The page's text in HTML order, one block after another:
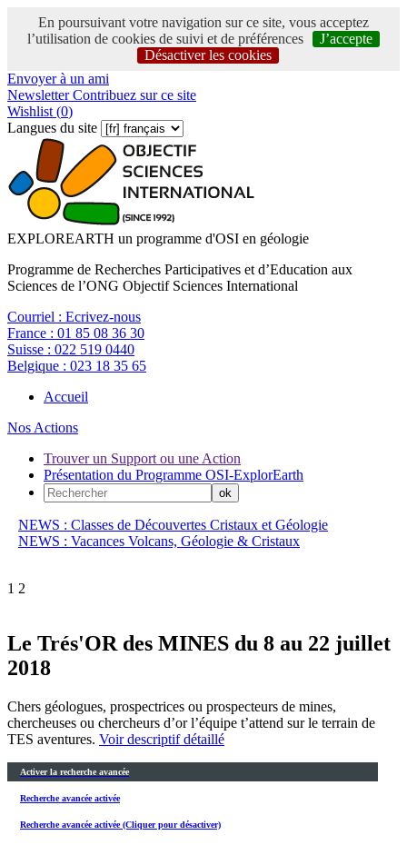
En poursuivant votre navigation sur ce site, vous acceptez
l’utilisation de cookies de suivi et de préférences
J’accepte
Désactiver les cookies
Envoyer à un ami
NewsletterContribuez sur ce site
Wishlist (0)
Langues du site
EXPLOREARTH un programme d'OSI en géologie
Programme de Recherches Participatives et d’Education aux
Sciences de l’ONG Objectif Sciences International
Courriel : Ecrivez-nous
France : 01 85 08 36 30
Suisse : 022 519 0440
Belgique : 023 18 35 65
Accueil
Nos Actions
Trouver un Support ou une Action
Présentation du Programme OSI-ExplorEarth
NEWS : Classes de Découvertes Cristaux et Géologie
NEWS : Vacances Volcans, Géologie & Cristaux
1 2
Le Trés'OR des MINES du 8 au 22 juillet
2018
Chers géologues, prospectrices ou prospecteurs de mines,
chercheuses ou chercheurs d’or l’équipe t’attend sur le terrain de
TES aventures. Voir descriptif détaillé
Activer la recherche avancée
Recherche avancée activée
Recherche avancée activée (Cliquer pour désactiver)